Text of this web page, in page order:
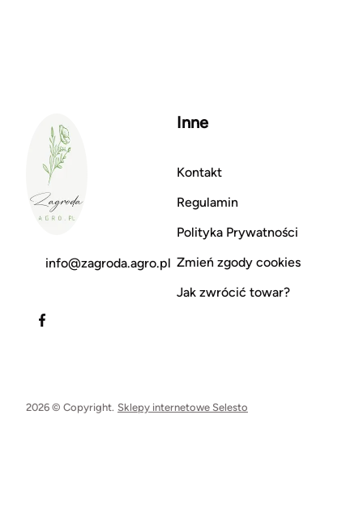
info@zagroda.agro.pl
Inne
Kontakt
Regulamin
Polityka Prywatności
Zmień zgody cookies
Jak zwrócić towar?
2026 © Copyright. Sklepy internetowe Selesto